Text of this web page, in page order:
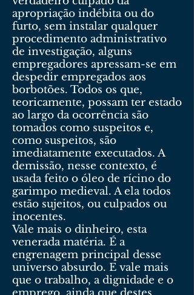
apropriação indébita ou do
furto, sem instalar qualquer
procedimento administrativo
de investigação, alguns
empregadores apressam-se em
despedir empregados aos
borbotões. Todos os que,
teoricamente, possam ter estado
ao largo da ocorrência são
tomados como suspeitos e,
como suspeitos, são
imediatamente executados. A
demissão, nesse contexto, é
usada feito o óleo de rícino do
garimpo medieval. A ela todos
estão sujeitos, ou culpados ou
inocentes.
Vale mais o dinheiro, esta
venerada matéria. É a
engrenagem principal desse
universo absurdo. E vale mais
que o trabalho, a dignidade e o